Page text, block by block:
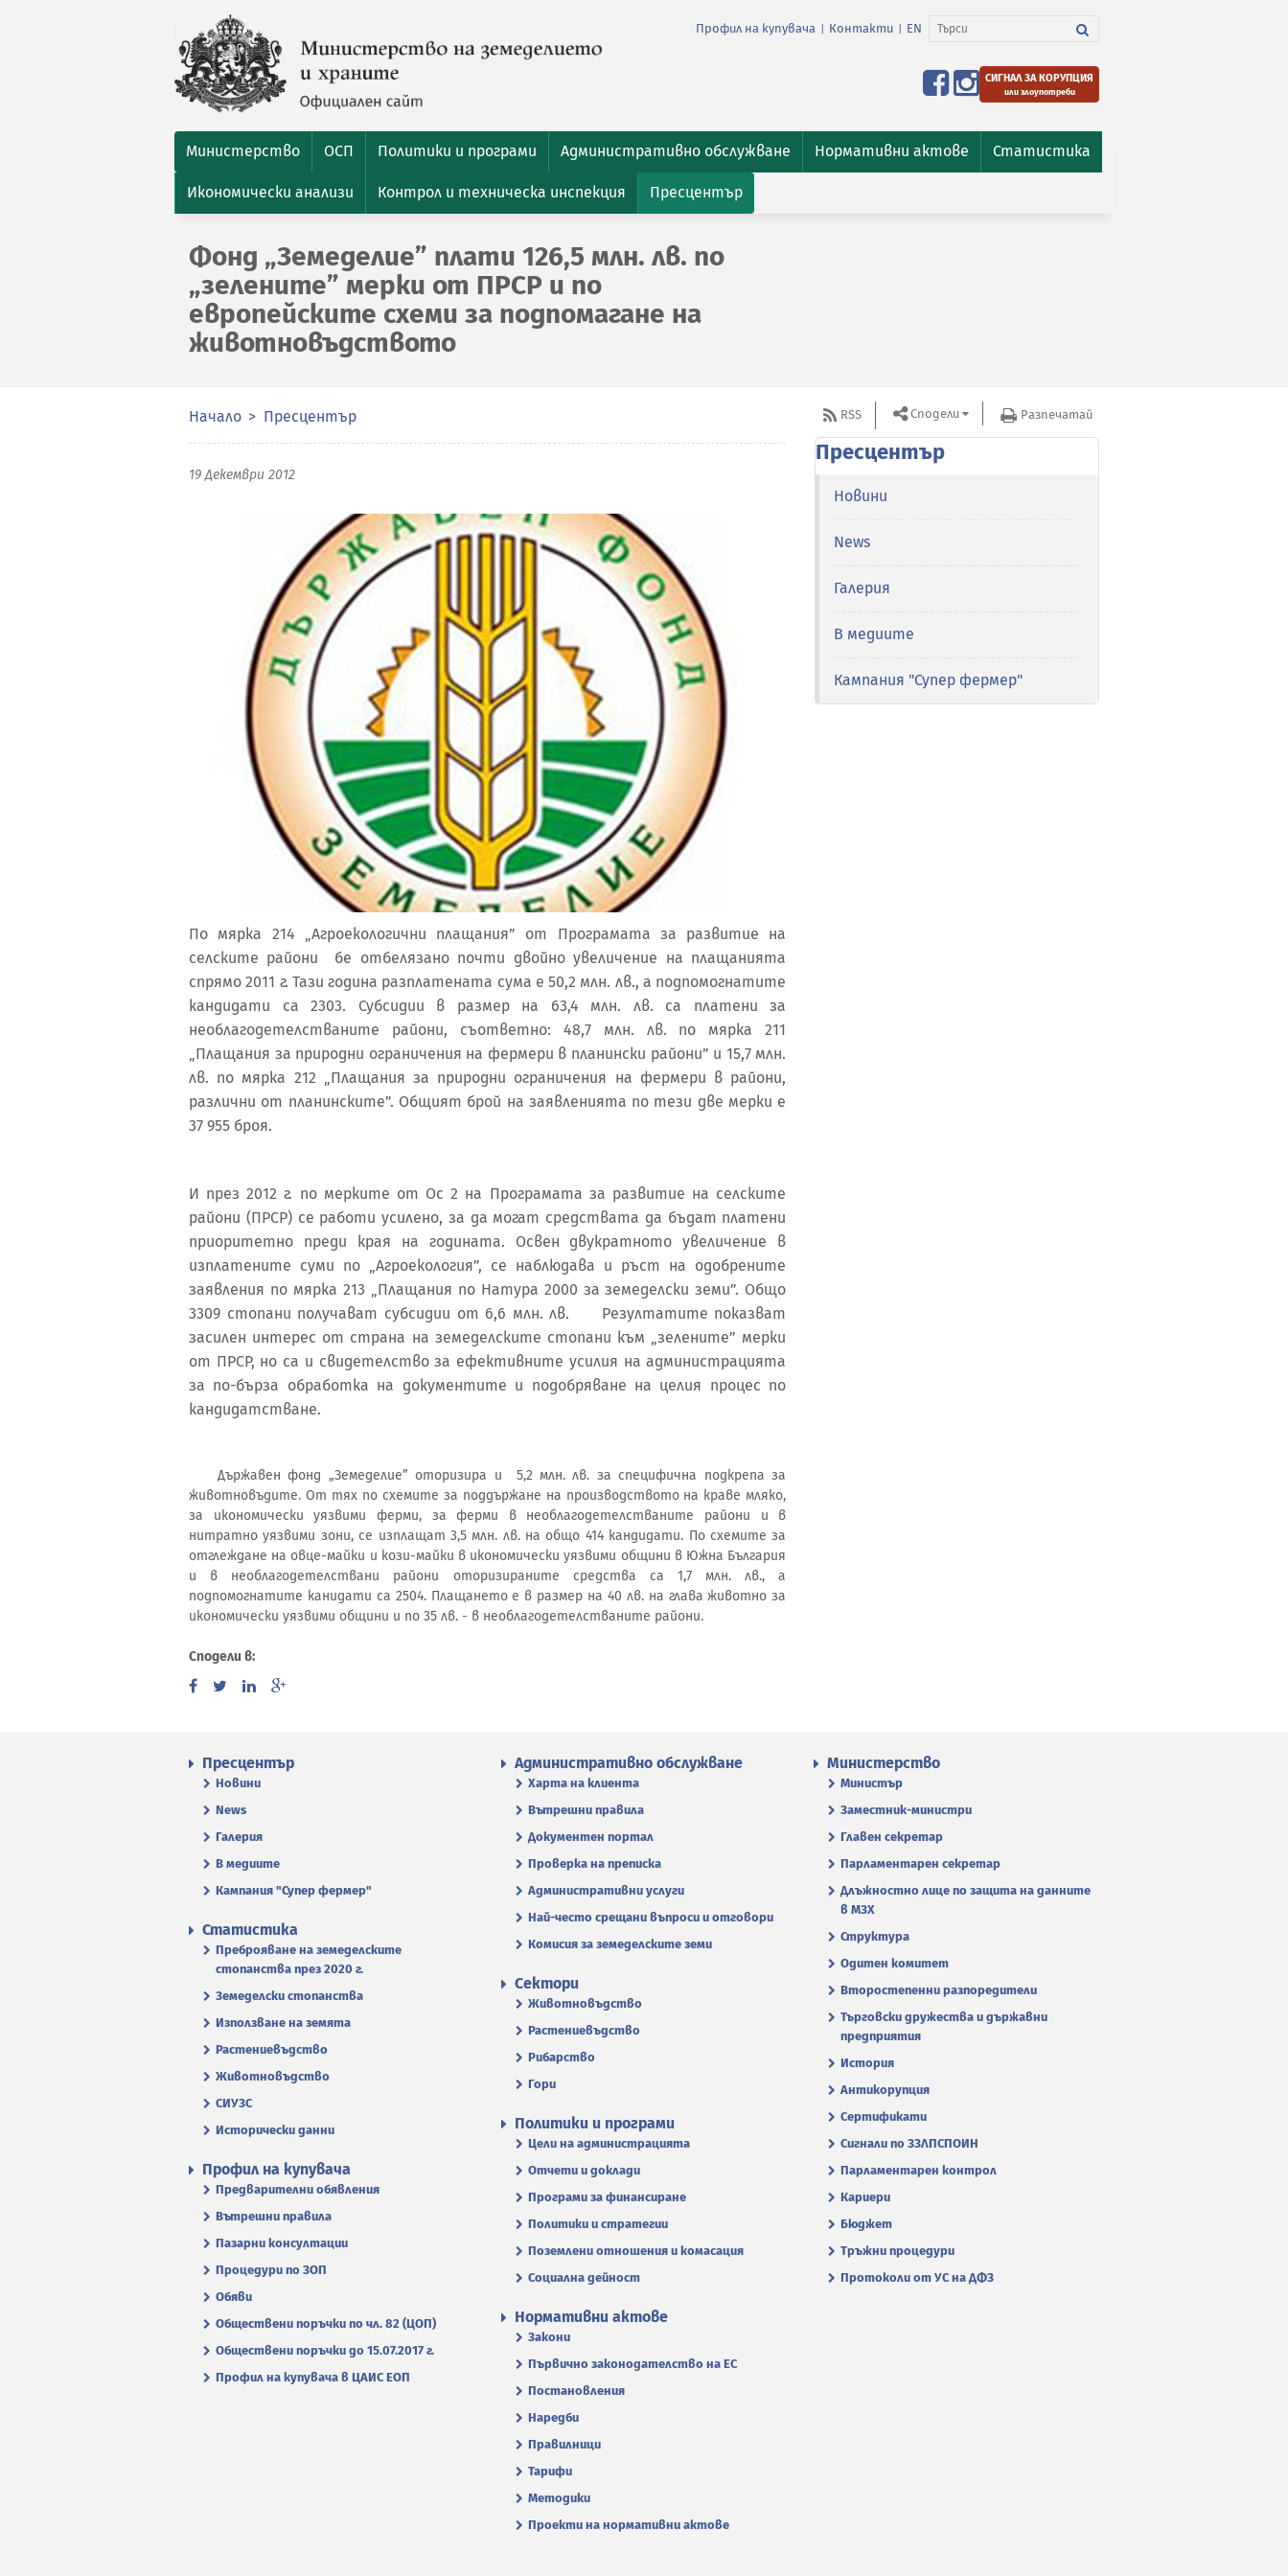
Профил на купувача Контакти EN
СИГНАЛ ЗА КОРУПЦИЯ
или злоупотреби
Министерство ОСП Политики и програми Административно обслужване Нормативни актове Статистика
Икономически анализи Контрол и техническа инспекция Пресцентър
Фонд „Земеделие” плати 126,5 млн. лв. по
„зелените” мерки от ПРСР и по
европейските схеми за подпомагане на
животновъдството
Начало Пресцентър
19 Декември 2012
По мярка 214 „Агроекологични плащания” от Програмата за развитие на
селските райони бе отбелязано почти двойно увеличение на плащанията
спрямо 2011 г. Тази година разплатената сума е 50,2 млн. лв., а подпомогнатите
кандидати са 2303. Субсидии в размер на 63,4 млн. лв. са платени за
необлагодетелстваните райони, съответно: 48,7 млн. лв. по мярка 211
„Плащания за природни ограничения на фермери в планински райони” и 15,7 млн.
лв. по мярка 212 „Плащания за природни ограничения на фермери в райони,
различни от планинските”. Общият брой на заявленията по тези две мерки е
37 955 броя.
И през 2012 г. по мерките от Ос 2 на Програмата за развитие на селските
райони (ПРСР) се работи усилено, за да могат средствата да бъдат платени
приоритетно преди края на годината. Освен двукратното увеличение в
изплатените суми по „Агроекология”, се наблюдава и ръст на одобрените
заявления по мярка 213 „Плащания по Натура 2000 за земеделски земи”. Общо
3309 стопани получават субсидии от 6,6 млн. лв. Резултатите показват
засилен интерес от страна на земеделските стопани към „зелените” мерки
от ПРСР, но са и свидетелство за ефективните усилия на администрацията
за по-бърза обработка на документите и подобряване на целия процес по
кандидатстване.
Държавен фонд „Земеделие” оторизира и 5,2 млн. лв. за специфична подкрепа за
животновъдите. От тях по схемите за поддържане на производството на краве мляко,
за икономически уязвими ферми, за ферми в необлагодетелстваните райони и в
нитратно уязвими зони, се изплащат 3,5 млн. лв. на общо 414 кандидати. По схемите за
отглеждане на овце-майки и кози-майки в икономически уязвими общини в Южна България
и в необлагодетелствани райони оторизираните средства са 1,7 млн. лв., а
подпомогнатите канидати са 2504. Плащането е в размер на 40 лв. на глава животно за
икономически уязвими общини и по 35 лв. - в необлагодетелстваните райони.
Сподели в:
RSS Сподели Разпечатай
Пресцентър
Новини
News
Галерия
В медиите
Кампания "Супер фермер"
Пресцентър
Новини
News
Галерия
В медиите
Кампания "Супер фермер"
Административно обслужване
Харта на клиента
Вътрешни правила
Документен портал
Проверка на преписка
Административни услуги
Най-често срещани въпроси и отговори
Комисия за земеделските земи
Министерство
Министър
Заместник-министри
Главен секретар
Парламентарен секретар
Длъжностно лице по защита на данните
в МЗХ
Структура
Одитен комитет
Второстепенни разпоредители
Търговски дружества и държавни
предприятия
История
Антикорупция
Сертификати
Сигнали по ЗЗЛПСПОИН
Парламентарен контрол
Кариери
Бюджет
Тръжни процедури
Протоколи от УС на ДФЗ
Статистика
Преброяване на земеделските
стопанства през 2020 г.
Земеделски стопанства
Използване на земята
Растениевъдство
Животновъдство
СИУЗС
Исторически данни
Сектори
Животновъдство
Растениевъдство
Рибарство
Гори
Политики и програми
Цели на администрацията
Отчети и доклади
Програми за финансиране
Политики и стратегии
Поземлени отношения и комасация
Социална дейност
Профил на купувача
Предварителни обявления
Вътрешни правила
Пазарни консултации
Процедури по ЗОП
Обяви
Обществени поръчки по чл. 82 (ЦОП)
Обществени поръчки до 15.07.2017 г.
Профил на купувача в ЦАИС ЕОП
Нормативни актове
Закони
Първично законодателство на ЕС
Постановления
Наредби
Правилници
Тарифи
Методики
Проекти на нормативни актове